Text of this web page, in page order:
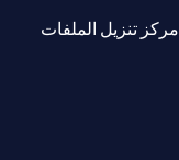
مركز تنزيل الملفات